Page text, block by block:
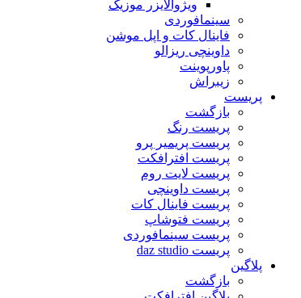
ویژوالایزر موزیک
سینمافوردی
فاینال کات و اپل موشن
داوینچی ریزالو
پاورپوینت
زیبراش
پریست
بازگشت
پریست رنگ
پریست پریمیر پرو
پریست افترافکت
پریست لایت روم
پریست داوینچی
پریست فاینال کات
پریست فتوشاپ
پریست سینمافوردی
پریست daz studio
پلاگین
بازگشت